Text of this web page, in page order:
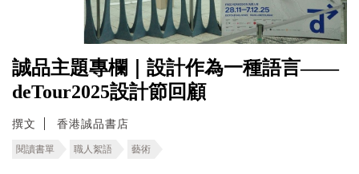
誠品主題專欄｜設計作為一種語言——
deTour2025設計節回顧
撰文 香港誠品書店
閱讀書單 職人絮語 藝術